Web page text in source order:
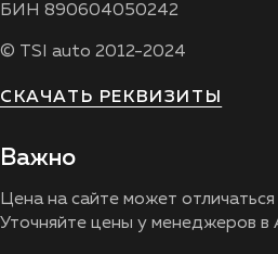
БИН 890604050242
© TSI auto 2012-2024
СКАЧАТЬ РЕКВИЗИТЫ
Важно
Цена на сайте может
Уточняйте цены у менеджеров в